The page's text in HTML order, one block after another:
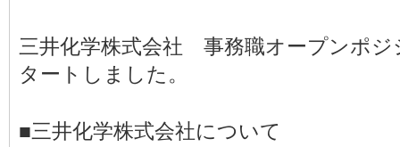
三井化学株式会社 事務職オープンポ
タートしました。
■三井化学株式会社について